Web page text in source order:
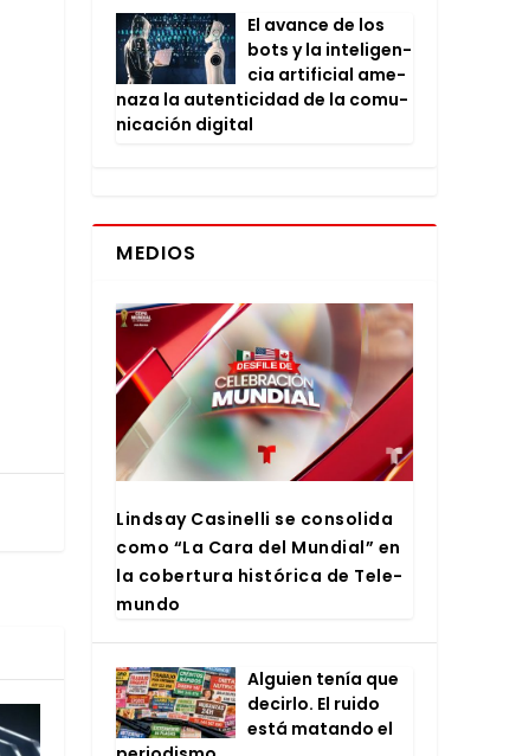
El avan­ce de los
bots y la inte­li­gen­
cia arti­fi­cial ame­
na­za la auten­ti­ci­dad de la comu­
ni­ca­ción digi­tal
MEDIOS
Lind­say Casi­ne­lli se con­so­li­da
como “La Cara del Mun­dial” en
la cober­tu­ra his­tó­ri­ca de Tele­
mun­do
Alguien tenía que
decir­lo. El rui­do
está matan­do el